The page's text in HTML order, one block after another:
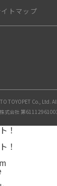
トマップ
TOYOPET Co., Ltd.
式会社 第
！
！